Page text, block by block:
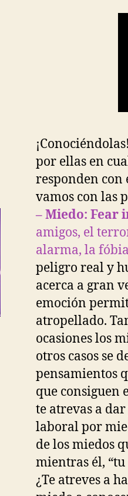
por ellas en
responden con
vamos con las
– Miedo: Fear
amigos, el
alarma, la
peligro real y
acerca a gran
emoción
atropellado.
ocasiones los
otros casos se
pensamientos
que consiguen
te atrevas a
laboral por
de los miedos
mientras él,
¿Te atreves a